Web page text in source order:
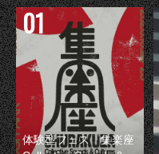
体験型フェス『集楽座